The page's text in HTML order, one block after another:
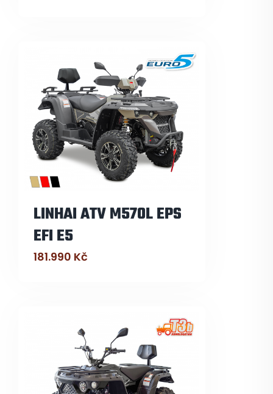
LINHAI ATV M570L EPS
EFI E5
181.990 Kč